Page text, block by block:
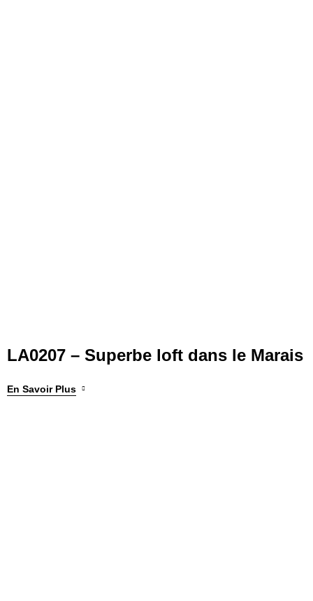
LA0207 – Superbe loft dans le Marais
En Savoir Plus